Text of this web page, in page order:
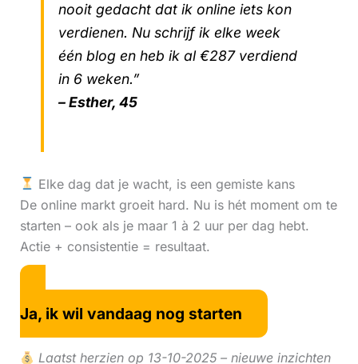
nooit gedacht dat ik online iets kon
verdienen. Nu schrijf ik elke week
één blog en heb ik al €287 verdiend
in 6 weken.”
– Esther, 45
Elke dag dat je wacht, is een gemiste kans
De online markt groeit hard. Nu is hét moment om te
starten – ook als je maar 1 à 2 uur per dag hebt.
Actie + consistentie = resultaat.
Ja, ik wil vandaag nog starten
Laatst herzien op 13-10-2025 – nieuwe inzichten